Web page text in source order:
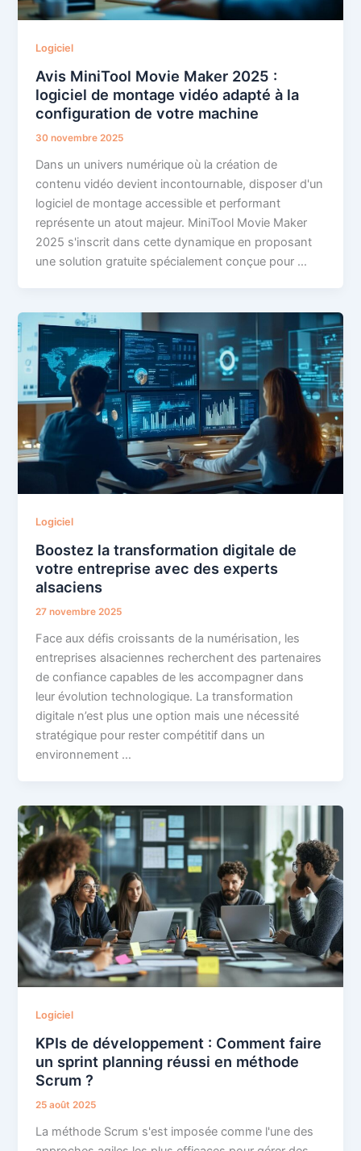
Logiciel
Avis MiniTool Movie Maker 2025 :
logiciel de montage vidéo adapté à la
configuration de votre machine
30 novembre 2025
Dans un univers numérique où la création de
contenu vidéo devient incontournable, disposer d'un
logiciel de montage accessible et performant
représente un atout majeur. MiniTool Movie Maker
2025 s'inscrit dans cette dynamique en proposant
une solution gratuite spécialement conçue pour …
Logiciel
Boostez la transformation digitale de
votre entreprise avec des experts
alsaciens
27 novembre 2025
Face aux défis croissants de la numérisation, les
entreprises alsaciennes recherchent des partenaires
de confiance capables de les accompagner dans
leur évolution technologique. La transformation
digitale n’est plus une option mais une nécessité
stratégique pour rester compétitif dans un
environnement …
Logiciel
KPIs de développement : Comment faire
un sprint planning réussi en méthode
Scrum ?
25 août 2025
La méthode Scrum s'est imposée comme l'une des